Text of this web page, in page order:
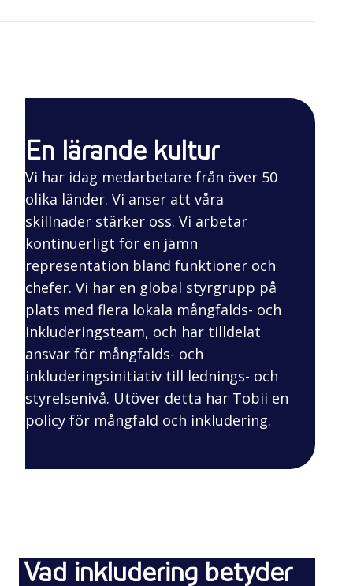
En lärande kultur
Vi har idag medarbetare från över 50
olika länder. Vi anser att våra
skillnader stärker oss. Vi arbetar
kontinuerligt för en jämn
representation bland funktioner och
chefer. Vi har en global styrgrupp på
plats med flera lokala mångfalds- och
inkluderingsteam, och har tilldelat
ansvar för mångfalds- och
inkluderingsinitiativ till lednings- och
styrelsenivå. Utöver detta har Tobii en
policy för mångfald och inkludering.
Vad inkludering betyder